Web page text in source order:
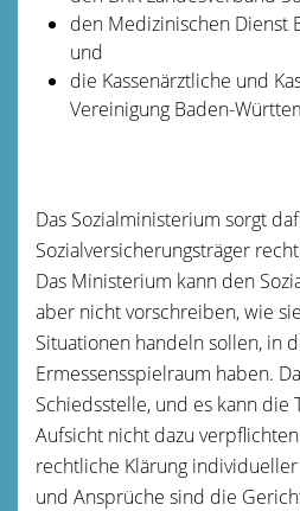
den Medizinischen Dienst
und
die Kassenärztliche und
Vereinigung Baden-
Das Sozialministerium sorgt
Sozialversicherungsträger
Das Ministerium kann den
aber nicht vorschreiben, wie
Situationen handeln sollen, in
Ermessensspielraum haben.
Schiedsstelle, und es kann die
Aufsicht nicht dazu
rechtliche Klärung
und Ansprüche sind die